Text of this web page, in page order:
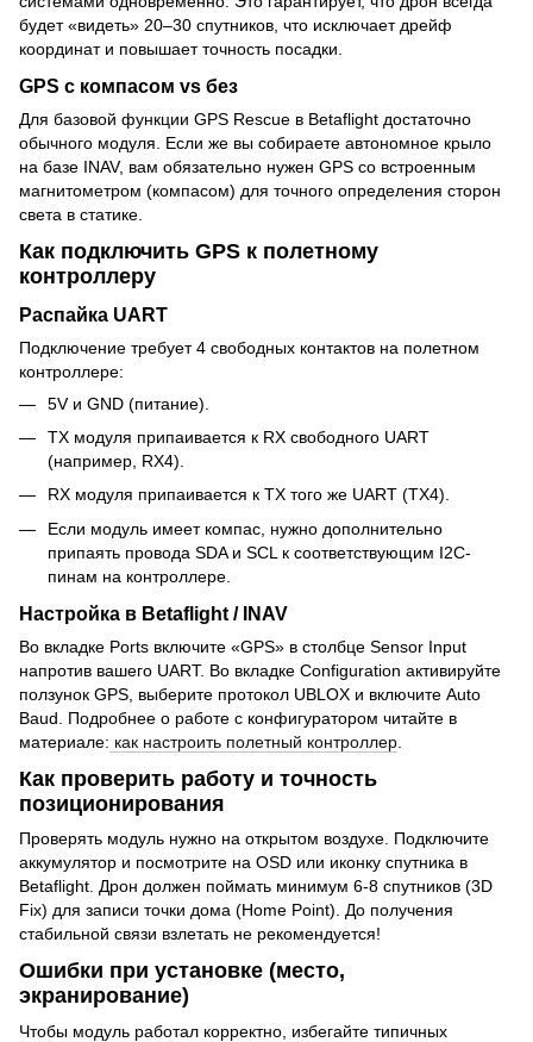
будет «видеть» 20–30 спутников, что исключает дрейф
координат и повышает точность посадки.
GPS с компасом vs без
Для базовой функции GPS Rescue в Betaflight достаточно
обычного модуля. Если же вы собираете автономное крыло
на базе INAV, вам обязательно нужен GPS со встроенным
магнитометром (компасом) для точного определения сторон
света в статике.
Как подключить GPS к полетному
контроллеру
Распайка UART
Подключение требует 4 свободных контактов на полетном
контроллере:
5V и GND (питание).
TX модуля припаивается к RX свободного UART
(например, RX4).
RX модуля припаивается к TX того же UART (TX4).
Если модуль имеет компас, нужно дополнительно
припаять провода SDA и SCL к соответствующим I2C-
пинам на контроллере.
Настройка в Betaflight / INAV
Во вкладке Ports включите «GPS» в столбце Sensor Input
напротив вашего UART. Во вкладке Configuration активируйте
ползунок GPS, выберите протокол UBLOX и включите Auto
Baud. Подробнее о работе с конфигуратором читайте в
материале: как настроить полетный контроллер
Как проверить работу и точность
позиционирования
Проверять модуль нужно на открытом воздухе. Подключите
аккумулятор и посмотрите на OSD или иконку спутника в
Betaflight. Дрон должен поймать минимум 6-8 спутников (3D
Fix) для записи точки дома (Home Point). До получения
стабильной связи взлетать не рекомендуется!
Ошибки при установке (место,
экранирование)
Чтобы модуль работал корректно, избегайте типичных